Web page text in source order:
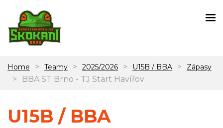
Home > Teamy > 2025/2026 > U15B / BBA > Zápasy
> BBA ST Brno - TJ Start Havířov
U15B / BBA